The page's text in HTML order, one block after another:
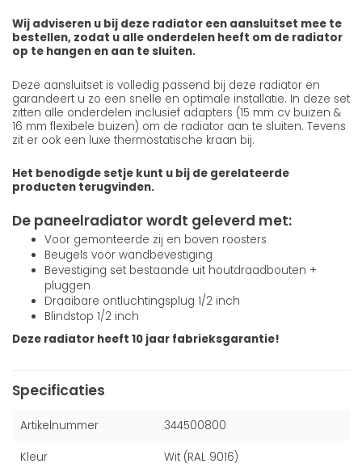
Wij adviseren u bij deze radiator een aansluitset mee te
bestellen, zodat u alle onderdelen heeft om de radiator
op te hangen en aan te sluiten.
Deze aansluitset is volledig passend bij deze radiator en
garandeert u zo een snelle en optimale installatie. In deze set
zitten alle onderdelen inclusief adapters (15 mm cv buizen &
16 mm flexibele buizen) om de radiator aan te sluiten. Tevens
zit er ook een luxe thermostatische kraan bij.
Het benodigde setje kunt u bij de gerelateerde
producten terugvinden.
De paneelradiator wordt geleverd met:
Voor gemonteerde zij en boven roosters
Beugels voor wandbevestiging
Bevestiging set bestaande uit houtdraadbouten +
pluggen
Draaibare ontluchtingsplug 1/2 inch
Blindstop 1/2 inch
Deze radiator heeft 10 jaar fabrieksgarantie!
Specificaties
Artikelnummer 344500800
Kleur Wit (RAL 9016)